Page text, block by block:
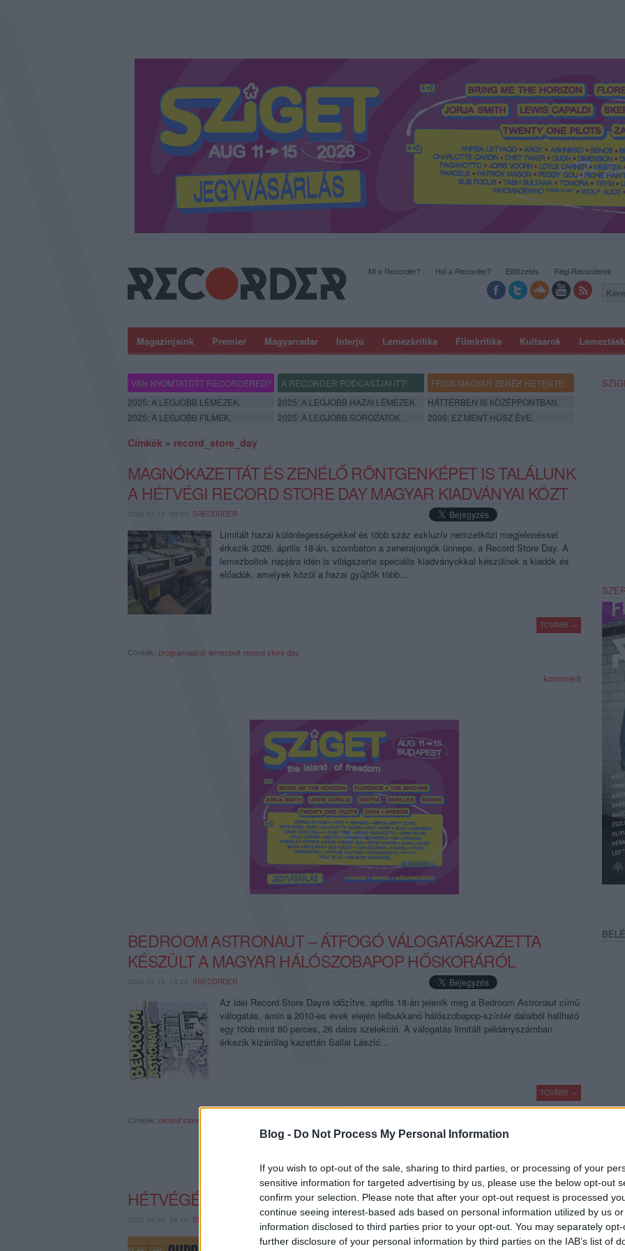
Blog - Do Not Process My Personal Information
If you wish to opt-out of the sale, sharing to third parties, or processing of your
sensitive information for targeted advertising by us, please use the below opt-out
confirm your selection. Please note that after your opt-out request is processed
continue seeing interest-based ads based on personal information utilized by us
information disclosed to third parties prior to your opt-out. You may separately
further disclosure of your personal information by third parties on the IAB’s list of
Magazinjaink Premier Magyarradar Interjú Lemezkritika Filmkritika Kultsarok
Mi a Recorder? Hol a Recorder? Előfizetés Régi Recorderek
VAN NYOMTATOTT RECORDERED? A RECORDER PODCASTJAI ITT!
FRISS MAGYAR ZENÉK HETENTE!
2025: A LEGJOBB LEMEZEK.
2025: A LEGJOBB HAZAI LEMEZEK.
HÁTTÉRBEN IS KÖZÉPPONTBAN.
2025: A LEGJOBB FILMEK.
2025: A LEGJOBB SOROZATOK. 2005: EZ MENT HÚSZ ÉVE.
Címkék » record_store_day
MAGNÓKAZETTÁT ÉS ZENÉLŐ RÖNTGENKÉPET IS TALÁLUNK
A HÉTVÉGI RECORD STORE DAY MAGYAR KIADVÁNYAI KÖZT
2026.04.15. 09:03, SRECORDER
Limitált hazai különlegességekkel és több száz exkluzív nemzetközi megjelenéssel
érkezik 2026. április 18-án, szombaton a zenerajongók ünnepe, a Record Store Day. A
lemezboltok napjára idén is világszerte speciális kiadványokkal készülnek a kiadók és
előadók, amelyek közül a hazai gyűjtők több…
TOVÁBB →
Címkék: programajánló lemezbolt record store day
komment
BEDROOM ASTRONAUT – ÁTFOGÓ VÁLOGATÁSKAZETTA
KÉSZÜLT A MAGYAR HÁLÓSZOBAPOP HŐSKORÁRÓL
2026.04.12. 13:24, SRECORDER
Az idei Record Store Dayre időzítve, április 18-án jelenik meg a Bedroom Astronaut című
válogatás, amin a 2010-es évek elején felbukkanó hálószobapop-színtér dalaiból hallható
egy több mint 80 perces, 26 dalos szelekció. A válogatás limitált példányszámban
érkezik kizárólag kazettán Sallai László…
TOVÁBB →
Címkék: record store day
HÉTVÉGÉN JÖN A LEMEZBOLTOK NAPJA!
2025.04.08. 06:45, SRECORDER
Három exkluzív magyar és több száz nemzetközi kiadvánnyal rendezik meg 2025. április